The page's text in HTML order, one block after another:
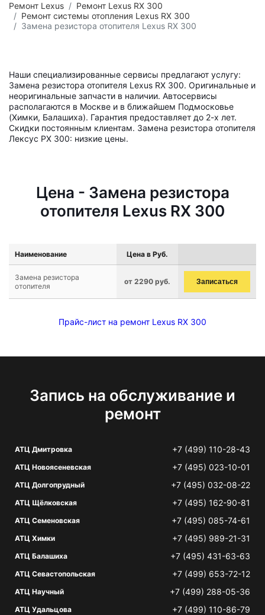
Ремонт Lexus
Ремонт Lexus RX 300
Ремонт системы отопления Lexus RX 300
Замена резистора отопителя Lexus RX 300
Наши специализированные сервисы предлагают услугу:
Замена резистора отопителя Lexus RX 300. Оригинальные и
неоригинальные запчасти в наличии. Автосервисы
располагаются в Москве и в ближайшем Подмосковье
(Химки, Балашиха). Гарантия предоставляет до 2-х лет.
Скидки постоянным клиентам. Замена резистора отопителя
Лексус РХ 300: низкие цены.
Цена - Замена резистора
отопителя Lexus RX 300
Наименование Цена в Руб.
Замена резистора
отопителя
от 2290 руб. Записаться
Прайс-лист на ремонт Lexus RX 300
Запись на обслуживание и
ремонт
АТЦ Дмитровка +7 (499) 110-28-43
АТЦ Новоясеневская +7 (495) 023-10-01
АТЦ Долгопрудный +7 (495) 032-08-22
АТЦ Щёлковская +7 (495) 162-90-81
АТЦ Семеновская +7 (495) 085-74-61
АТЦ Химки +7 (495) 989-21-31
АТЦ Балашиха +7 (495) 431-63-63
АТЦ Севастопольская +7 (499) 653-72-12
АТЦ Научный +7 (499) 288-05-36
АТЦ Удальцова +7 (499) 110-86-79